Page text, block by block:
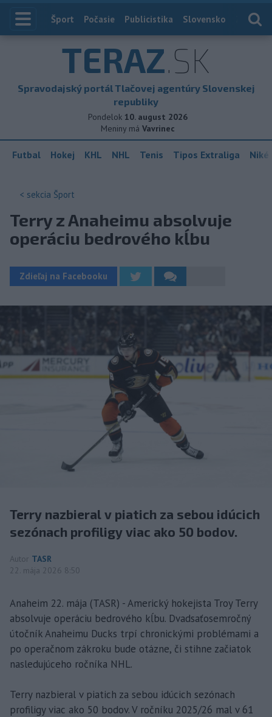
Index
Šport Počasie Publicistika Slovensko
TERAZ.SK
Spravodajský portál Tlačovej agentúry Slovenskej
republiky
Pondelok 10. august 2026
Meniny má Vavrinec
Futbal Hokej KHL NHL Tenis Tipos Extraliga
< sekcia Šport
Terry z Anaheimu absolvuje
operáciu bedrového kĺbu
Zdieľaj na Facebooku
Terry nazbieral v piatich za sebou idúcich
sezónach profiligy viac ako 50 bodov.
Autor TASR
22. mája 2026 8:50
Anaheim 22. mája (TASR) - Americký hokejista Troy Terry
absolvuje operáciu bedrového kĺbu. Dvadsaťosemročný
útočník Anaheimu Ducks trpí chronickými problémami a
po operačnom zákroku bude otázne, či stihne začiatok
nasledujúceho ročníka NHL.
Terry nazbieral v piatich za sebou idúcich sezónach
profiligy viac ako 50 bodov. V ročníku 2025/26 mal v 61